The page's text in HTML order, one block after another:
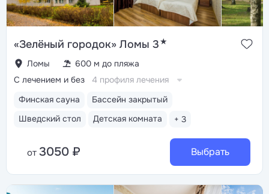
«Зелёный городок» Ломы 3★
Ломы 600 м до пляжа
Финская сауна
Бассейн закрытый
Шведский стол
Детская комната + 3
С лечением и без 4 профиля лечения
от 3050 ₽ Выбрать